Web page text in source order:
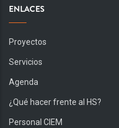
ENLACES
Proyectos
Servicios
Agenda
¿Qué hacer frente al HS?
Personal CIEM